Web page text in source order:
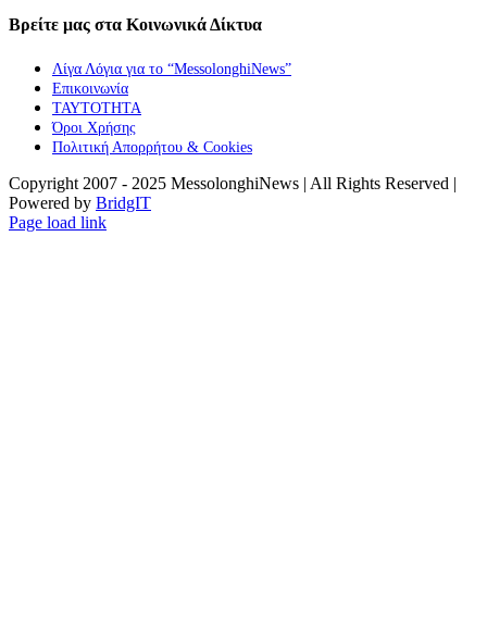
Βρείτε μας στα Κοινωνικά Δίκτυα
Λίγα Λόγια για το “MessolonghiNews”
Επικοινωνία
ΤΑΥΤΟΤΗΤΑ
Όροι Χρήσης
Πολιτική Απορρήτου & Cookies
Copyright 2007 - 2025 MessolonghiNews | All Rights Reserved |
Powered by BridgIT
YouTube
Facebook
Instagram
Page load link